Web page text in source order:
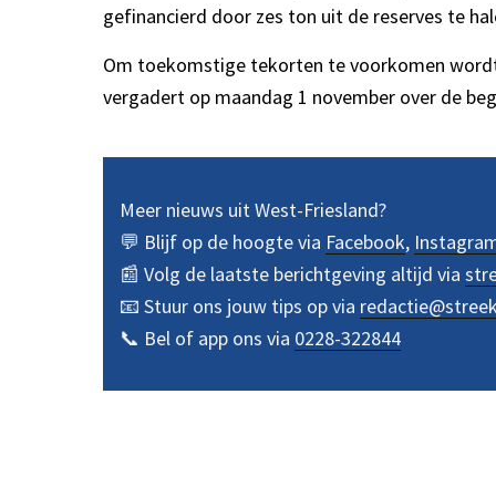
gefinancierd door zes ton uit de reserves te
Om toekomstige tekorten te voorkomen
vergadert op maandag 1 november over de
Meer nieuws uit West-Friesland?
💬 Blijf op de hoogte via Facebook,
📰 Volg de laatste berichtgeving altijd via
📧 Stuur ons jouw tips op via
📞 Bel of app ons via 0228-322844